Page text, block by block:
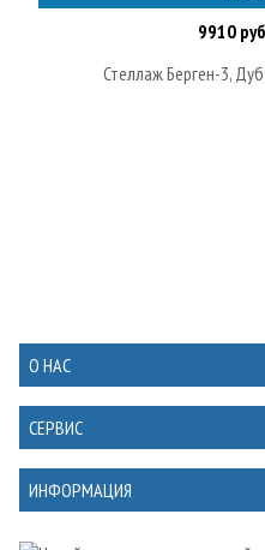
9910
Стеллаж Берген-3,
О НАС
СЕРВИС
ИНФОРМАЦИЯ